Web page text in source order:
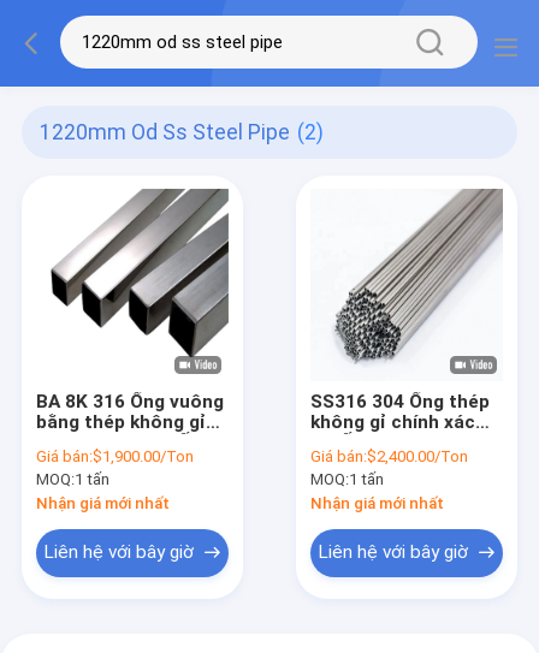
1220mm Od Ss Steel Pipe (2)
BA 8K 316 Ống vuông
bằng thép không gỉ
thép
Giá bán:$1,900.00/Ton
MOQ:1 tấn
Nhận giá mới nhất
Liên hệ với bây giờ
SS316 304 Ống thép
không gỉ chính xác
BS NB
Giá bán:$2,400.00/Ton
MOQ:1 tấn
Nhận giá mới nhất
Liên hệ với bây giờ